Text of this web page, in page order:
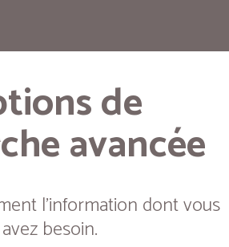
de
avancée
l'information dont vous
avez besoin.